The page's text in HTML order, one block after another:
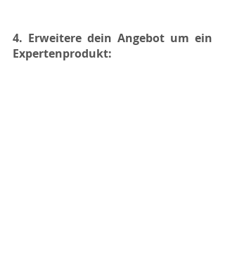
4. Erweitere dein Angebot um ein
Expertenprodukt: